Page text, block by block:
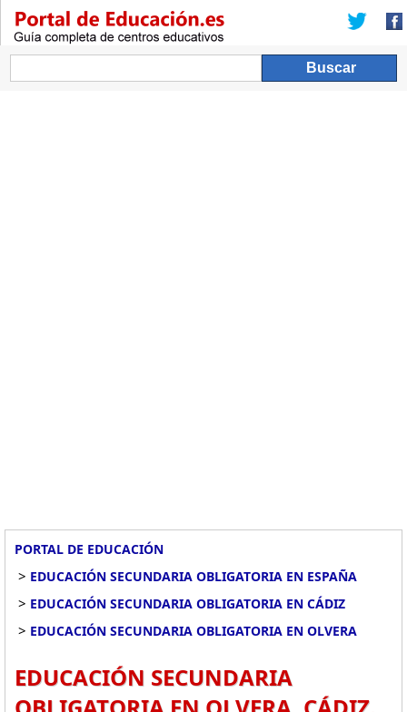
PORTAL DE EDUCACIÓN
> EDUCACIÓN SECUNDARIA OBLIGATORIA EN ESPAÑA
> EDUCACIÓN SECUNDARIA OBLIGATORIA EN CÁDIZ
> EDUCACIÓN SECUNDARIA OBLIGATORIA EN OLVERA
EDUCACIÓN SECUNDARIA